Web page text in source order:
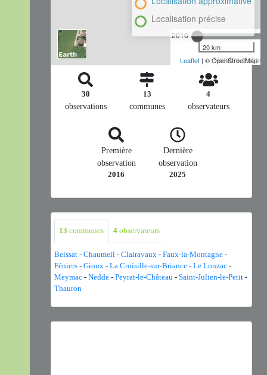
2016
Nombre
Localisation précise
20 km
Leaflet | © OpenStreetMap
30
observations
13
communes
4
observateurs
Première
observation
2016
Dernière
observation
2025
13 communes 4 observateurs
Beissat - Chaumeil - Clairavaux - Faux-la-Montagne -
Féniers - Gioux - La Croisille-sur-Briance - Le Lonzac -
Meymac - Nedde - Peyrat-le-Château - Saint-Julien-le-Petit -
Thauron